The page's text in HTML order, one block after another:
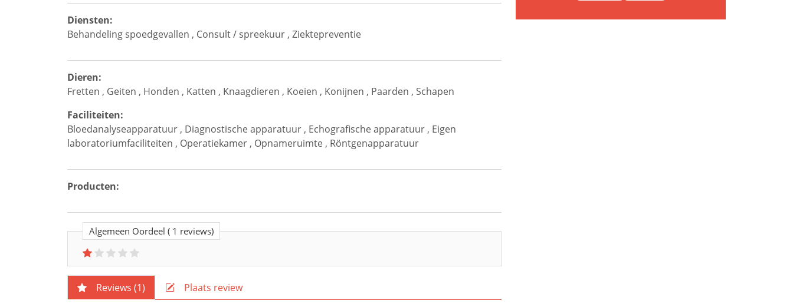
Diensten:
Behandeling spoedgevallen , Consult / spreekuur , Ziektepreventie
Dieren:
Fretten , Geiten , Honden , Katten , Knaagdieren , Koeien , Konijnen , Paarden , Schapen
Faciliteiten:
Bloedanalyseapparatuur , Diagnostische apparatuur , Echografische apparatuur , Eigen
laboratoriumfaciliteiten , Operatiekamer , Opnameruimte , Röntgenapparatuur
Producten:
Algemeen Oordeel ( 1 reviews)
Reviews (1) Plaats review